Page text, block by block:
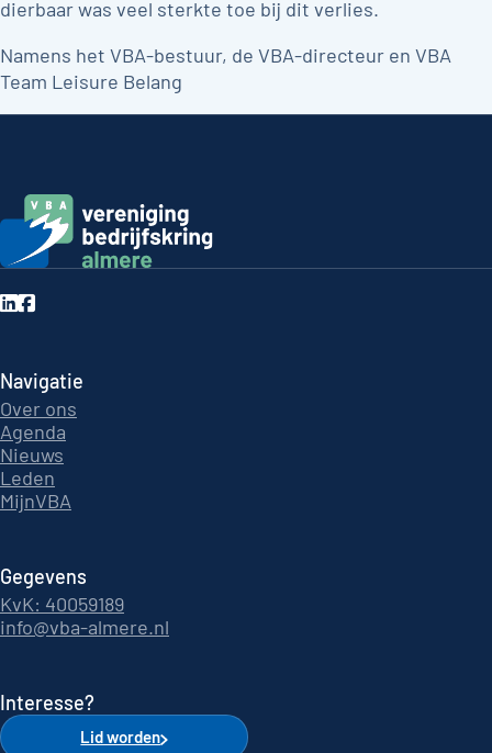
dierbaar was veel sterkte toe bij dit verlies.
Namens het VBA-bestuur, de VBA-directeur en VBA
Team Leisure Belang
Navigatie
Over ons
Agenda
Nieuws
Leden
MijnVBA
Gegevens
KvK: 40059189
info@vba-almere.nl
Interesse?
Lid worden